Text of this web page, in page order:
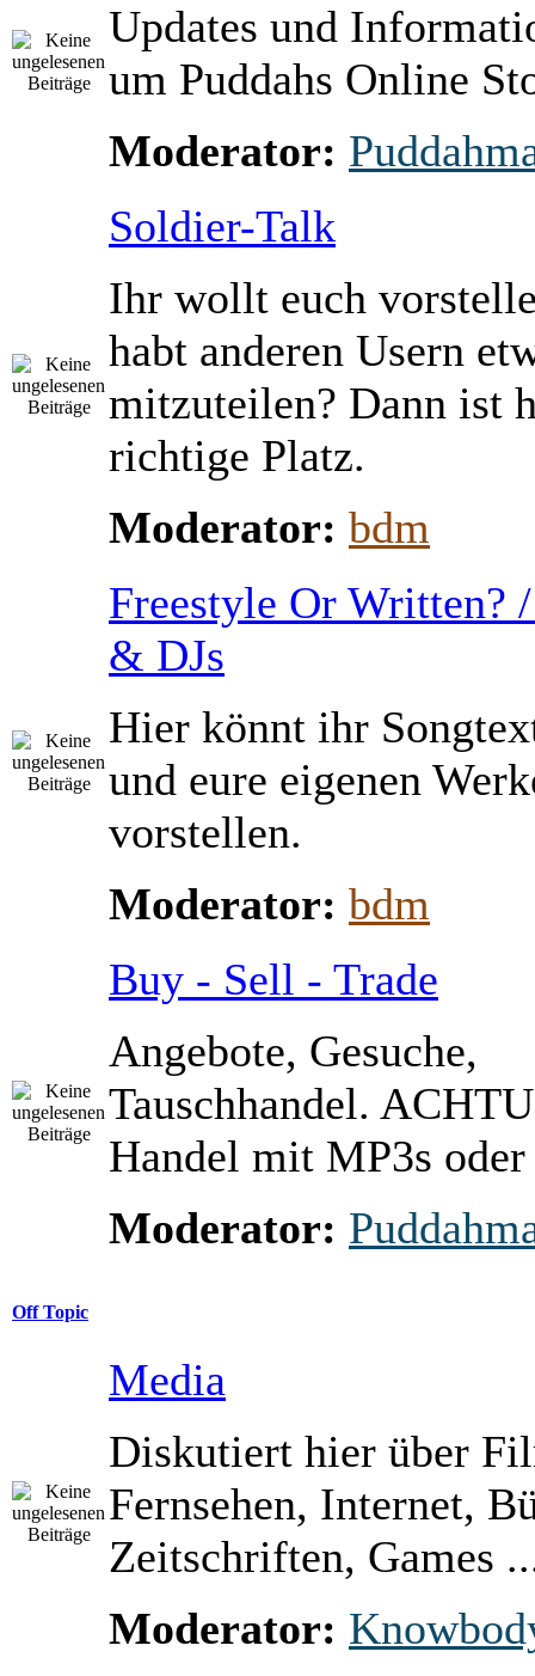
Updates und
um Puddahs Online
Moderator:
Soldier-Talk
Ihr wollt euch
habt anderen Usern
mitzuteilen? Dann ist
richtige Platz.
Moderator: bdm
Freestyle Or Written?
& DJs
Hier könnt ihr
und eure eigenen
vorstellen.
Moderator: bdm
Buy - Sell - Trade
Angebote, Gesuche,
Tauschhandel.
Handel mit MP3s
Moderator:
Off Topic
Media
Diskutiert hier über
Fernsehen, Internet,
Zeitschriften, Games
Moderator: